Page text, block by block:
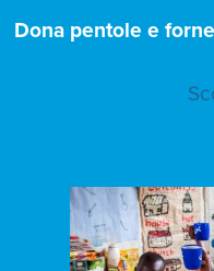
Dona pentole e